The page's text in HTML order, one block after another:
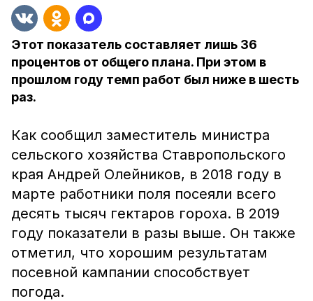
Этот показатель составляет лишь 36
процентов от общего плана. При этом в
прошлом году темп работ был ниже в шесть
раз.
Как сообщил заместитель министра
сельского хозяйства Ставропольского
края Андрей Олейников, в 2018 году в
марте работники поля посеяли всего
десять тысяч гектаров гороха. В 2019
году показатели в разы выше. Он также
отметил, что хорошим результатам
посевной кампании способствует
погода.